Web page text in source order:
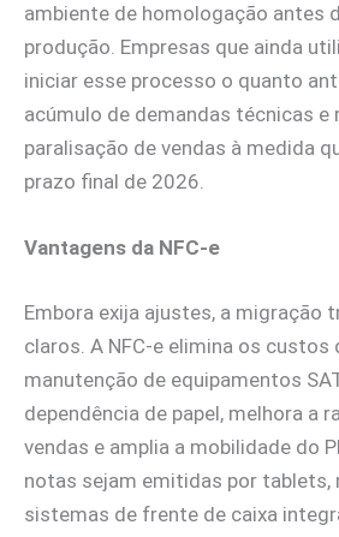
ambiente de homologação antes
produção. Empresas que ainda
iniciar esse processo o quanto
acúmulo de demandas técnicas e
paralisação de vendas à medida
prazo final de 2026.
Vantagens da NFC-e
Embora exija ajustes, a migração
claros. A NFC-e elimina os custos
manutenção de equipamentos
dependência de papel, melhora a
vendas e amplia a mobilidade do
notas sejam emitidas por tablets,
sistemas de frente de caixa